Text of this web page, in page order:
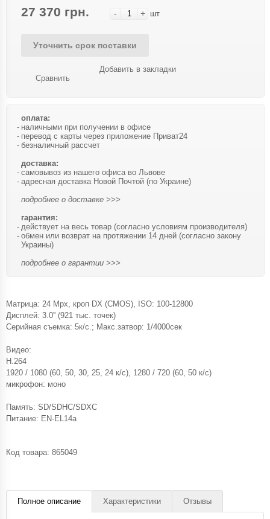
27 370 грн. - + шт
Уточнить срок поставки
Сравнить
Добавить в закладки
оплата:
наличными при получении в офисе
перевод с карты через приложение Приват24
безналичный рассчет
доставка:
самовывоз из нашего офиса во Львове
адресная доставка Новой Почтой (по Украине)
подробнее о доставке >>>
гарантия:
действует на весь товар (согласно условиям производителя)
обмен или возврат на протяжении 14 дней (согласно закону
Украины)
подробнее о гарантии >>>
Матрица: 24 Mpx, кроп DX (CMOS), ISO: 100-12800
Дисплей: 3.0'' (921 тыс. точек)
Серийная съемка: 5к/с.; Макс.затвор: 1/4000сек
Видео:
H.264
1920 / 1080 (60, 50, 30, 25, 24 к/с), 1280 / 720 (60, 50 к/с)
микрофон: моно
Память: SD/SDHC/SDXC
Питание: EN-EL14a
Код товара: 865049
Полное описание Характеристики Отзывы